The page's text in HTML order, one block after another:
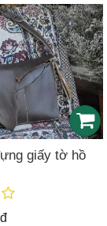
giấy tờ hồ
đ